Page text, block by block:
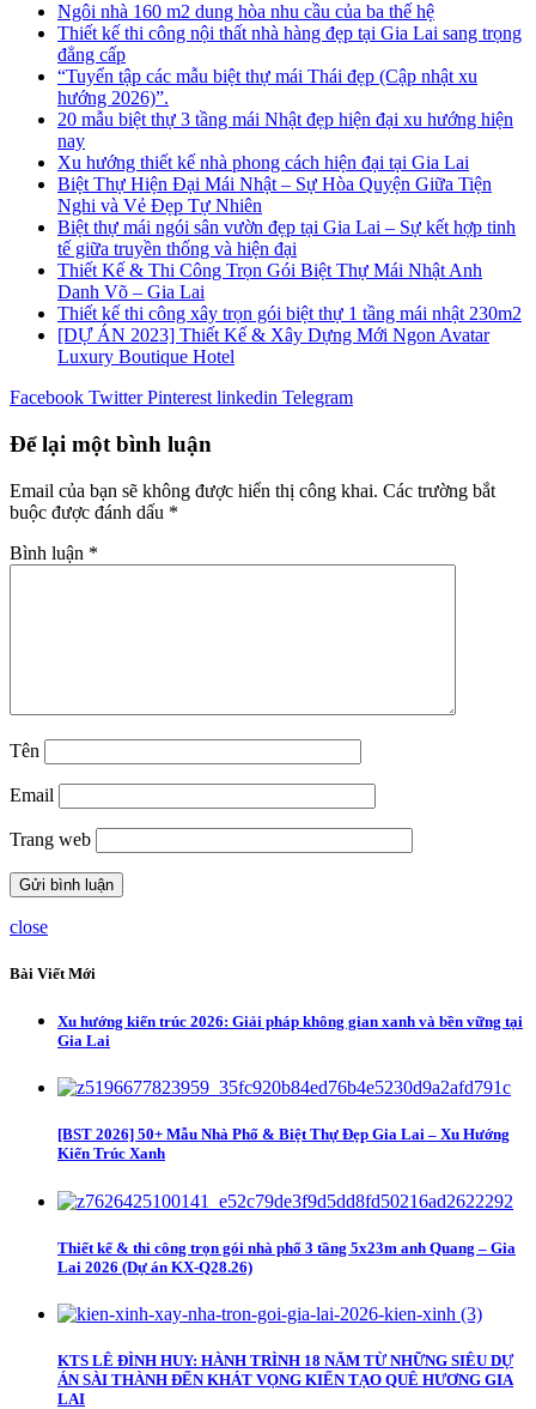
Ngôi nhà 160 m2 dung hòa nhu cầu của ba thế hệ
Thiết kế thi công nội thất nhà hàng đẹp tại Gia Lai sang trọng
đẳng cấp
“Tuyển tập các mẫu biệt thự mái Thái đẹp (Cập nhật xu
hướng 2026)”.
20 mẫu biệt thự 3 tầng mái Nhật đẹp hiện đại xu hướng hiện
nay
Xu hướng thiết kế nhà phong cách hiện đại tại Gia Lai
Biệt Thự Hiện Đại Mái Nhật – Sự Hòa Quyện Giữa Tiện
Nghi và Vẻ Đẹp Tự Nhiên
Biệt thự mái ngói sân vườn đẹp tại Gia Lai – Sự kết hợp tinh
tế giữa truyền thống và hiện đại
Thiết Kế & Thi Công Trọn Gói Biệt Thự Mái Nhật Anh
Danh Võ – Gia Lai
Thiết kế thi công xây trọn gói biệt thự 1 tầng mái nhật 230m2
[DỰ ÁN 2023] Thiết Kế & Xây Dựng Mới Ngon Avatar
Luxury Boutique Hotel
Facebook Twitter Pinterest linkedin Telegram
Để lại một bình luận
Email của bạn sẽ không được hiển thị công khai. Các trường bắt
buộc được đánh dấu *
Bình luận *
Tên
Email
Trang web
close
Bài Viết Mới
Xu hướng kiến trúc 2026: Giải pháp không gian xanh và bền vững tại
Gia Lai
[BST 2026] 50+ Mẫu Nhà Phố & Biệt Thự Đẹp Gia Lai – Xu Hướng
Kiến Trúc Xanh
Thiết kế & thi công trọn gói nhà phố 3 tầng 5x23m anh Quang – Gia
Lai 2026 (Dự án KX-Q28.26)
KTS LÊ ĐÌNH HUY: HÀNH TRÌNH 18 NĂM TỪ NHỮNG SIÊU DỰ
ÁN SÀI THÀNH ĐẾN KHÁT VỌNG KIẾN TẠO QUÊ HƯƠNG GIA
LAI